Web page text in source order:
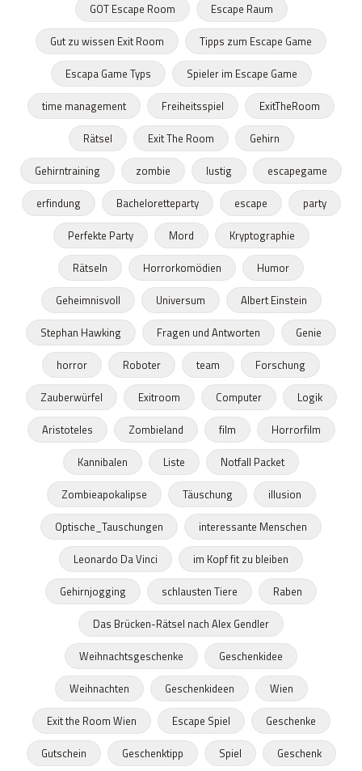
GOT Escape Room
Escape Raum
Gut zu wissen Exit Room
Tipps zum Escape Game
Escapa Game Typs
Spieler im Escape Game
time management
Freiheitsspiel
ExitTheRoom
Rätsel
Exit The Room
Gehirn
Gehirntraining
zombie lustig
escapegame
erfindung
Bacheloretteparty escape
party
Perfekte Party
Mord
Kryptographie
Rätseln
Horrorkomödien
Humor
Geheimnisvoll
Universum
Albert Einstein
Stephan Hawking
Fragen und Antworten
Genie
horror
Roboter team
Forschung
Zauberwürfel
Exitroom Computer
Logik
Aristoteles
Zombieland film
Horrorfilm
Kannibalen
Liste
Notfall Packet
Zombieapokalipse
Täuschung
illusion
Optische_Tauschungen
interessante Menschen
Leonardo Da Vinci
im Kopf fit zu bleiben
Gehirnjogging
schlausten Tiere
Raben
Das Brücken-Rätsel nach Alex Gendler
Weihnachtsgeschenke
Geschenkidee
Weihnachten
Geschenkideen
Wien
Exit the Room Wien
Escape Spiel
Geschenke
Gutschein
Geschenktipp Spiel
Geschenk